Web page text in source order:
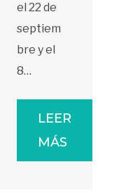
el 22 de
septiem
bre y el
8…
LEER
MÁS